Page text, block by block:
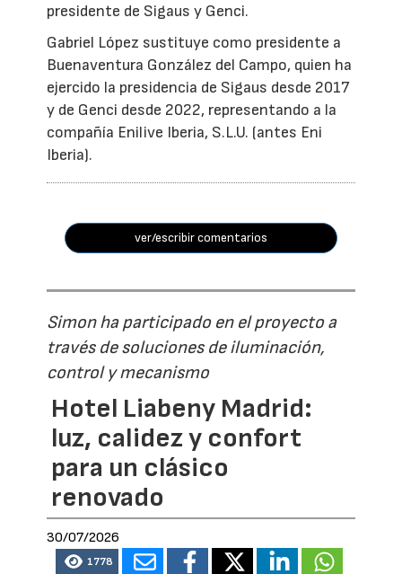
presidente de Sigaus y Genci.
Gabriel López sustituye como presidente a
Buenaventura González del Campo, quien ha
ejercido la presidencia de Sigaus desde 2017
y de Genci desde 2022, representando a la
compañía Enilive Iberia, S.L.U. (antes Eni
Iberia).
ver/escribir comentarios
Simon ha participado en el proyecto a
través de soluciones de iluminación,
control y mecanismo
Hotel Liabeny Madrid:
luz, calidez y confort
para un clásico
renovado
30/07/2026
1778